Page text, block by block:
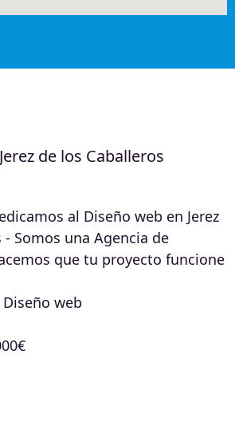
de los Caballeros
al Diseño web en Jerez
Somos una Agencia de
que tu proyecto funcione
Diseño web